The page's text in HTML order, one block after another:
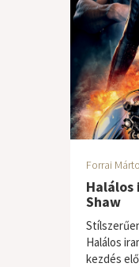
Forrai
Halálos
Shaw
Halálos
kezdés